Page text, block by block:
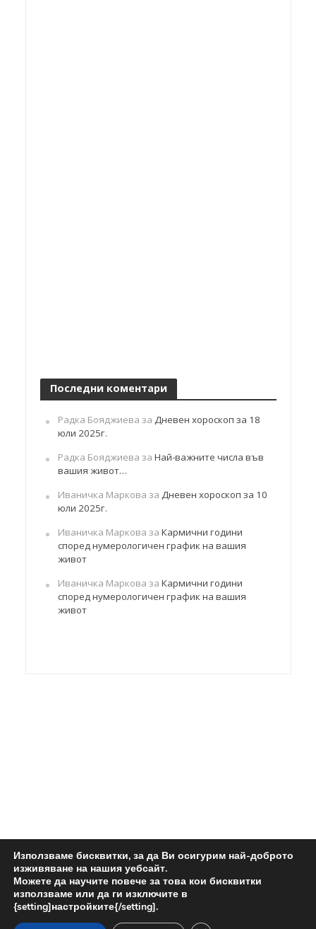
Последни коментари
Радка Бояджиева за Дневен хороскоп за 18
юли 2025г.
Радка Бояджиева за Най-важните числа във
вашия живот…
Иваничка Маркова за Дневен хороскоп за 10
юли 2025г.
Иваничка Маркова за Кармични години
според нумерологичен график на вашия
живот
Иваничка Маркова за Кармични години
според нумерологичен график на вашия
живот
Използваме бисквитки, за да Ви осигурим най-доброто
изживяване на нашия уебсайт.
Можете да научите повече за това кои бисквитки
използваме или да ги изключите в
{setting]настройките{/setting].